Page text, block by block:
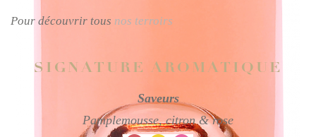
Pour découvrir tous nos terroirs
SIGNATURE AROMATIQUE
Saveurs
Pamplemousse, citron & rose